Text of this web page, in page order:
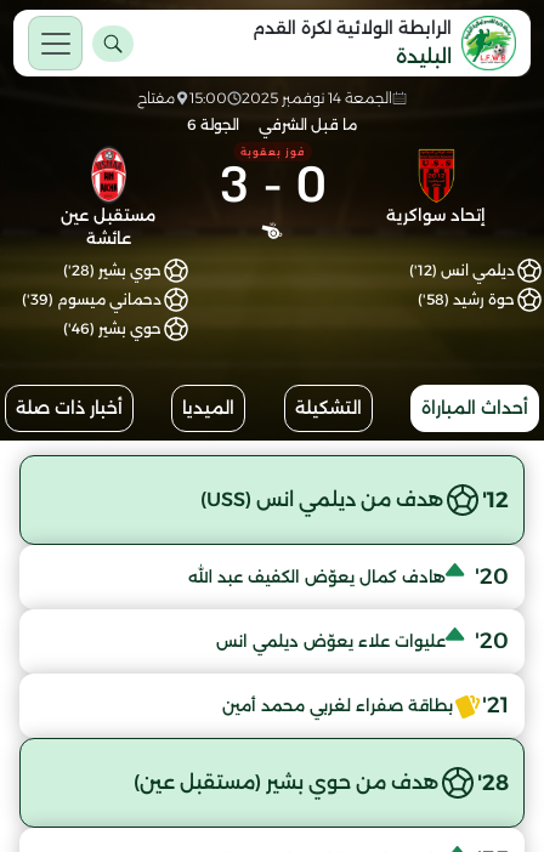
الرابطة الولائية لكرة القدم
البليدة
الجمعة 14 نوفمبر 2025 15:00
مفتاح
ما قبل الشرفي
الجولة 6
إتحاد سواكرية 0
-
3فوز بعقوبة
مستقبل عين
عائشة
ديلمي انس (12')
حوة رشيد (58')
حوي بشير (28')
دحماني ميسوم (39')
حوي بشير (46')
أحداث المباراة التشكيلة الميديا أخبار ذات صلة
12' هدف من ديلمي انس (USS)
20' هادف كمال يعوّض الكفيف عبد الله
20' عليوات علاء يعوّض ديلمي انس
21' بطاقة صفراء لغربي محمد أمين
28' هدف من حوي بشير (مستقبل عين)